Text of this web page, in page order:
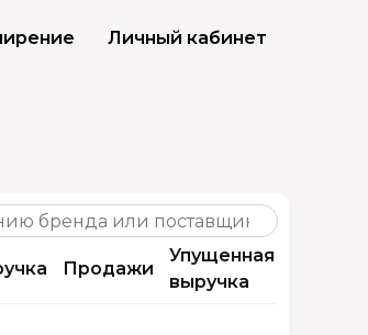
Личный кабинет
Продажи
Упущенная
выручка